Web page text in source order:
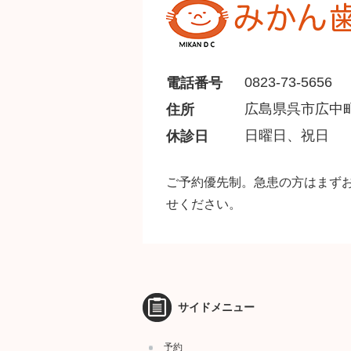
電話番号
0823-73-5656
住所
広島県呉市広中
休診日
日曜日、祝日
ご予約優先制。急患の方はまず
せください。
サイドメニュー
予約